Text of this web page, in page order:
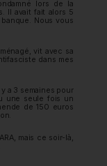
lors de la
Il avait fait alors 5
Nous vous
vit avec sa
dans mes
a 3 semaines pour
une seule fois un
de 150 euros
mais ce soir-là,